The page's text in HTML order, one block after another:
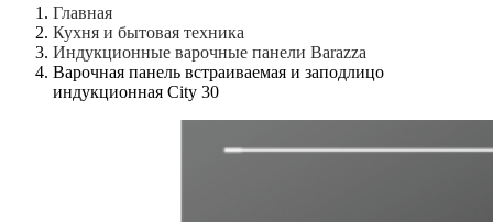
Главная
Кухня и бытовая техника
Индукционные варочные панели Barazza
Варочная панель встраиваемая и заподлицо
индукционная City 30